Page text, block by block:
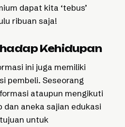
dapat kita ‘tebus’
ribuan saja!
Kehidupan
ini juga memiliki
pembeli. Seseorang
ataupun mengikuti
dan aneka sajian edukasi
untuk